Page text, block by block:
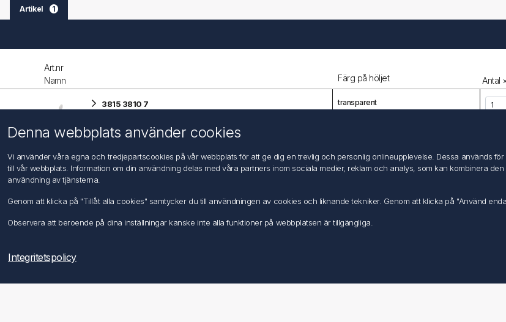
Artikel 1
Art.nr
Namn
Färg på höljet Antal
3815 3810 7
I lager
transparent
Visa
DIN EN ISO 9001 & 14001
Mina ordrar
Denna webbplats använder cookies
Vi använder våra egna och tredjepartscookies på vår webbplats för att ge dig en trevlig och personlig onlineupplevelse. Dessa används
till vår webbplats. Information om din användning delas med våra partners inom sociala medier, reklam och analys, som kan kombinera
användning av tjänsterna.
Genom att klicka på "Tillåt alla cookies" samtycker du till användningen av cookies och liknande tekniker. Genom att klicka på "Använd
Observera att beroende på dina inställningar kanske inte alla funktioner på webbplatsen är tillgängliga.
Integritetspolicy